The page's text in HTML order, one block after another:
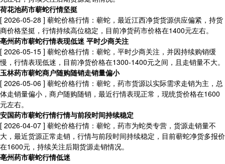
荷花池药市蕲蛇行情坚挺
[ 2026-05-28 ] 蕲蛇价格行情：蕲蛇，最近江西净货货源供应偏紧，持货
商价格坚挺，行情持续高位稳定，目前净货药市价格在1400元左右。
亳州药市蕲蛇行情表现低迷 平时少商关注
[ 2026-05-15 ] 蕲蛇价格行情：蕲蛇，平时少商关注，并因持续购销缓
慢，行情表现低迷，目前净货价格在1300-1400元之间，且走销量不大。
玉林药市蕲蛇商户随购随销走销量偏小
[ 2026-05-06 ] 蕲蛇价格行情：蕲蛇，药市货源以实际需求走销为主，总
体走销量偏小，商户随购随销，最近行情表现正常，现统货价格在1600
元左右。
安国药市蕲蛇行情行情与前段时间持续稳定
[ 2026-04-07 ] 蕲蛇价格行情：蕲蛇，药市为蛇类专营，货源走销量不
大，最近货源正常走销，行情与前段时间持续稳定，目前蕲蛇净货多报价
在1600元，持续关注后期货源走销情况。
亳州药市蕲蛇行情低迷